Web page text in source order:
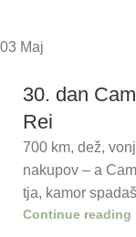
03 Maj
30. dan
Rei
700 km, dež,
nakupov – a
tja, kamor
Continue reading